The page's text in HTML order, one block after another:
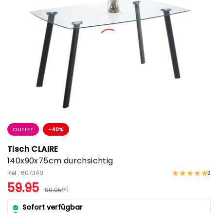
OUTLET -40%
Tisch CLAIRE
140x90x75cm durchsichtig
Ref.: 607340 2
59.95 99.95(A)
Sofort verfügbar